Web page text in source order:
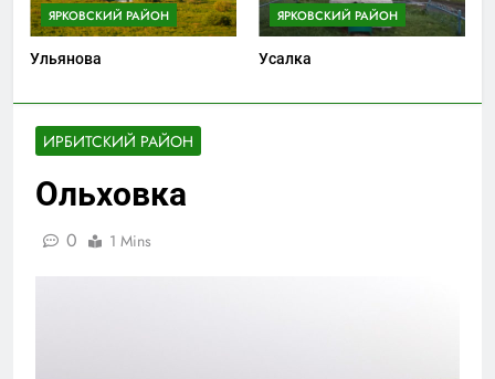
ИРБИТСКИЙ РАЙОН
Ольховка
0 1 Mins
ЯРКОВСКИЙ РАЙОН
Ульянова
ЯРКОВСКИЙ РАЙОН
Усалка